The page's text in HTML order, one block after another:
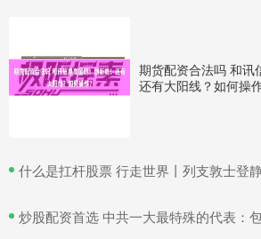
期货配资合法吗 和讯
还有大阳线？如何操
什么是扛杆股票 行走世界丨列支敦士登静卧于
炒股配资首选 中共一大最特殊的代表：包惠僧人生